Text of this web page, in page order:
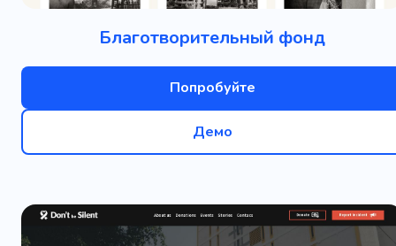
Благотворительный фонд
Попробуйте
Демо